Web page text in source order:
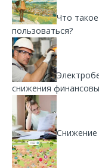
Что
пользоваться?
снижения
Снижение